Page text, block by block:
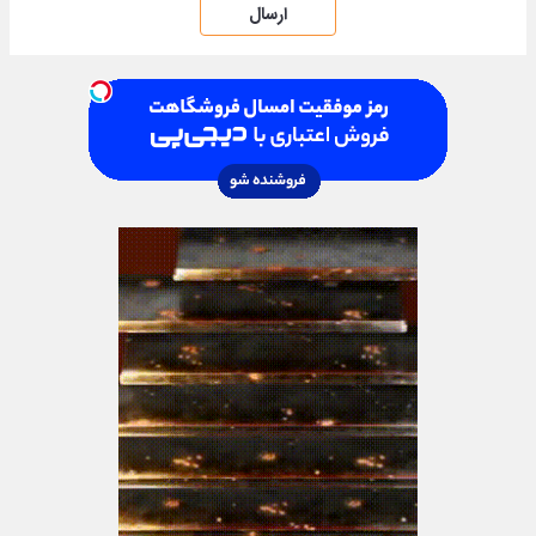
ارسال